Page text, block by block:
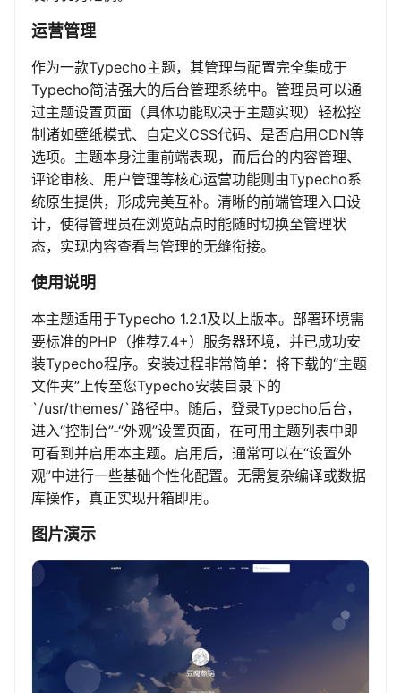
运营管理
作为一款Typecho主题，其管理与配置完全集成于
Typecho简洁强大的后台管理系统中。管理员可以通
过主题设置页面（具体功能取决于主题实现）轻松控
制诸如壁纸模式、自定义CSS代码、是否启用CDN等
选项。主题本身注重前端表现，而后台的内容管理、
评论审核、用户管理等核心运营功能则由Typecho系
统原生提供，形成完美互补。清晰的前端管理入口设
计，使得管理员在浏览站点时能随时切换至管理状
态，实现内容查看与管理的无缝衔接。
使用说明
本主题适用于Typecho 1.2.1及以上版本。部署环境需
要标准的PHP（推荐7.4+）服务器环境，并已成功安
装Typecho程序。安装过程非常简单：将下载的“主题
文件夹”上传至您Typecho安装目录下的
`/usr/themes/`路径中。随后，登录Typecho后台，
进入“控制台”-“外观”设置页面，在可用主题列表中即
可看到并启用本主题。启用后，通常可以在“设置外
观”中进行一些基础个性化配置。无需复杂编译或数据
库操作，真正实现开箱即用。
图片演示